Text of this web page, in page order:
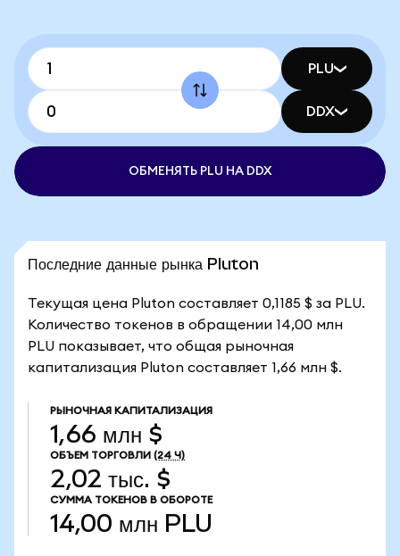
PLU
DDX
ОБМЕНЯТЬ PLU НА DDX
Последние данные рынка Pluton
Текущая цена Pluton составляет 0,1185 $ за PLU.
Количество токенов в обращении 14,00 млн
PLU показывает, что общая рыночная
капитализация Pluton составляет 1,66 млн $.
РЫНОЧНАЯ КАПИТАЛИЗАЦИЯ
1,66 млн $
ОБЪЕМ ТОРГОВЛИ (24 Ч)
2,02 тыс. $
СУММА ТОКЕНОВ В ОБОРОТЕ
14,00 млн PLU